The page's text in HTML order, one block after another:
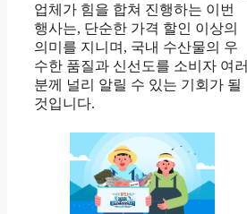
업체가 힘을 합쳐 진행하는 이번
행사는, 단순한 가격 할인 이상의
의미를 지니며, 국내 수산물의 우
수한 품질과 신선도를 소비자 여러
분께 널리 알릴 수 있는 기회가 될
것입니다.